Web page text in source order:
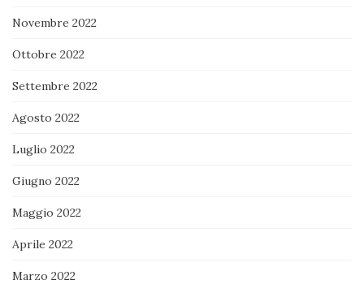
Novembre 2022
Ottobre 2022
Settembre 2022
Agosto 2022
Luglio 2022
Giugno 2022
Maggio 2022
Aprile 2022
Marzo 2022